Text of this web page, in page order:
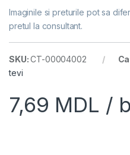
Imaginile si preturile pot sa
pretul la consultant.
SKU:CT-00004002
tevi
7,69 MDL /